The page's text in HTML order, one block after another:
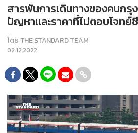
สารพันการเดินทางของคนกรุ
ปัญหาและราคาที่ไม่ตอบโจทย์
โดย THE STANDARD TEAM
02.12.2022